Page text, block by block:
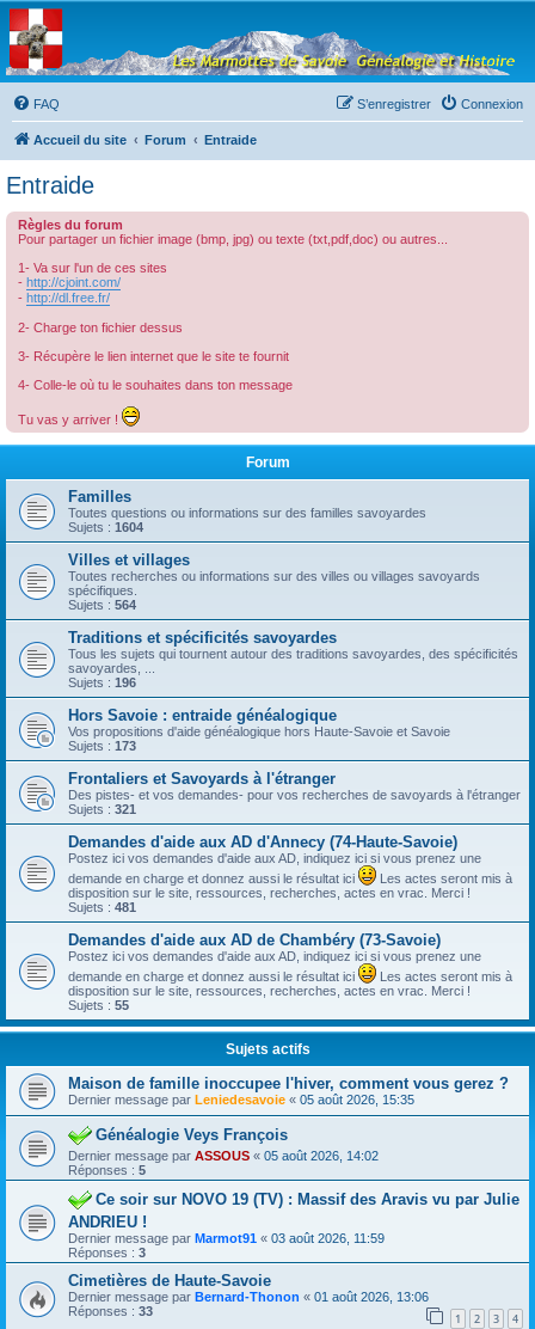
Les Marmottes de
Savoie
Forum d'entraide généalogique
FAQ
Connexion
S’enregistrer
Accueil du site Forum Entraide
Entraide
Règles du forum
Pour partager un fichier image (bmp, jpg) ou texte (txt,pdf,doc) ou autres...
1- Va sur l'un de ces sites
- http://cjoint.com/
- http://dl.free.fr/
2- Charge ton fichier dessus
3- Récupère le lien internet que le site te fournit
4- Colle-le où tu le souhaites dans ton message
Tu vas y arriver !
Forum
Familles
Toutes questions ou informations sur des familles savoyardes
Sujets : 1604
Villes et villages
Toutes recherches ou informations sur des villes ou villages savoyards
spécifiques.
Sujets : 564
Traditions et spécificités savoyardes
Tous les sujets qui tournent autour des traditions savoyardes, des spécificités
savoyardes, ...
Sujets : 196
Hors Savoie : entraide généalogique
Vos propositions d'aide généalogique hors Haute-Savoie et Savoie
Sujets : 173
Frontaliers et Savoyards à l'étranger
Des pistes- et vos demandes- pour vos recherches de savoyards à l'étranger
Sujets : 321
Demandes d'aide aux AD d'Annecy (74-Haute-Savoie)
Postez ici vos demandes d'aide aux AD, indiquez ici si vous prenez une
demande en charge et donnez aussi le résultat ici
Les actes seront mis à
disposition sur le site, ressources, recherches, actes en vrac. Merci !
Sujets : 481
Demandes d'aide aux AD de Chambéry (73-Savoie)
Postez ici vos demandes d'aide aux AD, indiquez ici si vous prenez une
demande en charge et donnez aussi le résultat ici
Les actes seront mis à
disposition sur le site, ressources, recherches, actes en vrac. Merci !
Sujets : 55
Sujets actifs
Maison de famille inoccupee l'hiver, comment vous gerez ?
Dernier message par Leniedesavoie « 05 août 2026, 15:35
Généalogie Veys François
Dernier message par ASSOUS « 05 août 2026, 14:02
Réponses : 5
Ce soir sur NOVO 19 (TV) : Massif des Aravis vu par Julie
ANDRIEU !
Dernier message par Marmot91 « 03 août 2026, 11:59
Réponses : 3
Cimetières de Haute-Savoie
Dernier message par Bernard-Thonon « 01 août 2026, 13:06
Réponses : 33 1 2 3 4